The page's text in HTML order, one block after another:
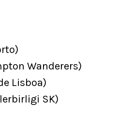
Wanderers)
Lisboa)
SK)